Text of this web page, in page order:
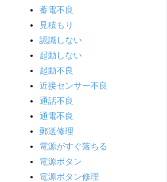
蓄電不良
見積もり
認識しない
起動しない
起動不良
近接センサー不良
通話不良
通電不良
郵送修理
電源がすぐ落ちる
電源ボタン
電源ボタン修理